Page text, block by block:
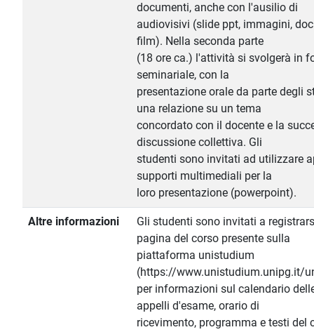
documenti, anche con l'ausilio di
audiovisivi (slide ppt, immagini,
film). Nella seconda parte
(18 ore ca.) l'attività si svolgerà in
seminariale, con la
presentazione orale da parte degli
una relazione su un tema
concordato con il docente e la
discussione collettiva. Gli
studenti sono invitati ad utilizzare
supporti multimediali per la
loro presentazione (powerpoint).
Altre informazioni
Gli studenti sono invitati a
pagina del corso presente sulla
piattaforma unistudium
(https://www.unistudium.unipg.it/
per informazioni sul calendario
appelli d'esame, orario di
ricevimento, programma e testi del